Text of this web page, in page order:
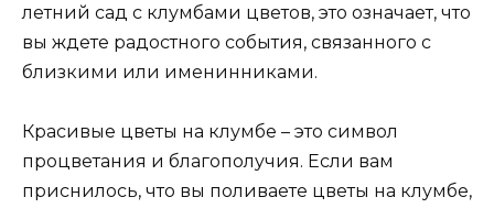
летний сад с клумбами цветов, это означает, что
вы ждете радостного события, связанного с
близкими или именинниками.
Красивые цветы на клумбе – это символ
процветания и благополучия. Если вам
приснилось, что вы поливаете цветы на клумбе,